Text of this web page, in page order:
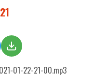
01-22-21-00.mp3